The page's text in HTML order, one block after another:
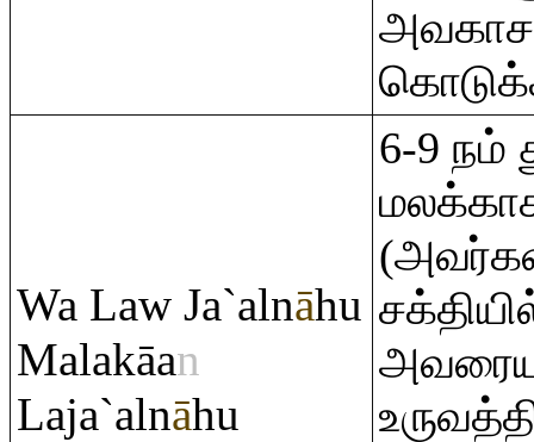
Wa Law Ja`alnāhu
Malakāan
Laja`alnāhu
6-9 நம்